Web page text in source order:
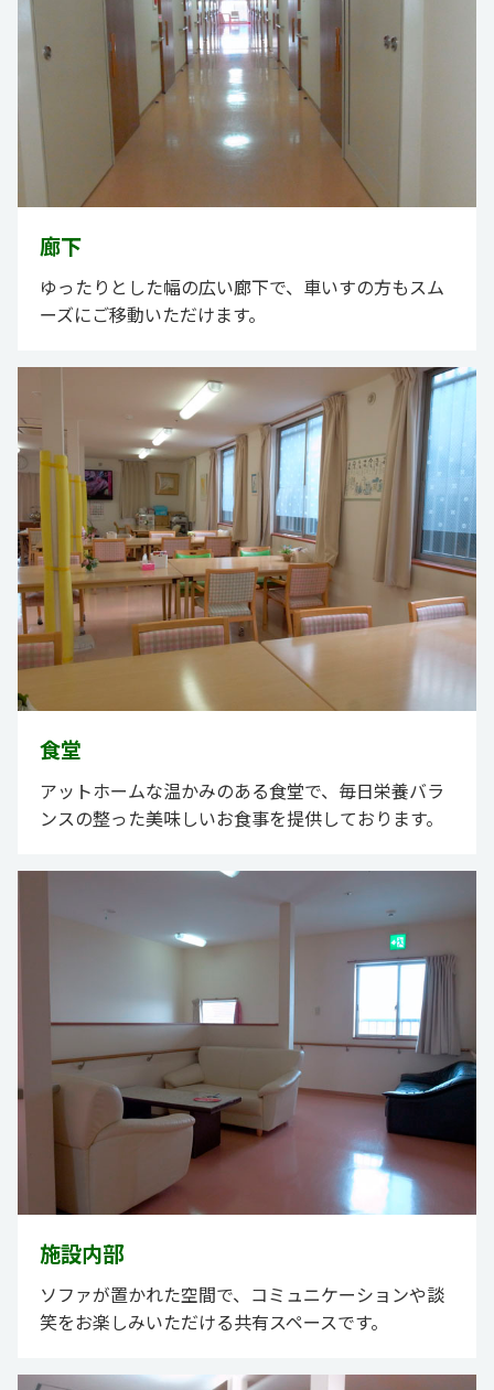
廊下
ゆったりとした幅の広い廊下で、車いすの方もスム
ーズにご移動いただけます。
食堂
アットホームな温かみのある食堂で、毎日栄養バラ
ンスの整った美味しいお食事を提供しております。
施設内部
ソファが置かれた空間で、コミュニケーションや談
笑をお楽しみいただける共有スペースです。